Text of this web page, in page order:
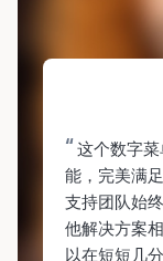
“这个数字
能，完美满
支持团队始
他解决方案
以在短短几